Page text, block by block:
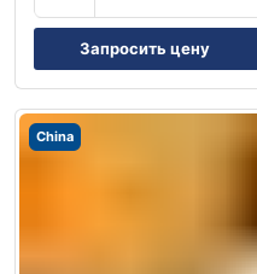
Запросить цену
China